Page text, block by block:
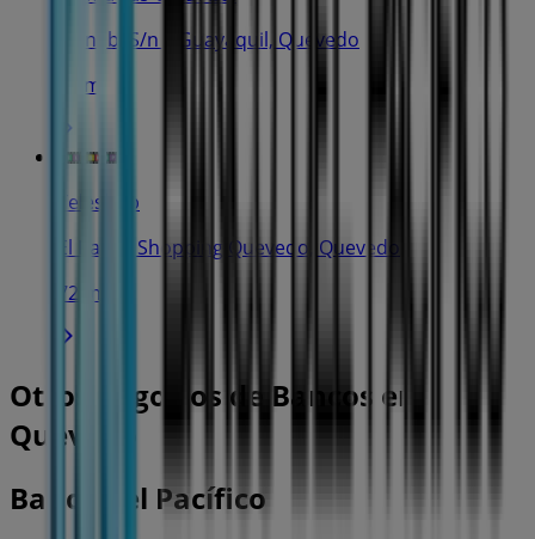
Manabi S/n y Guayaquil, Quevedo
72 m
Teleshop
El Paseo Shopping Quevedo, Quevedo
72 m
Otros negocios de Bancos en
Quevedo
Banco del Pacífico